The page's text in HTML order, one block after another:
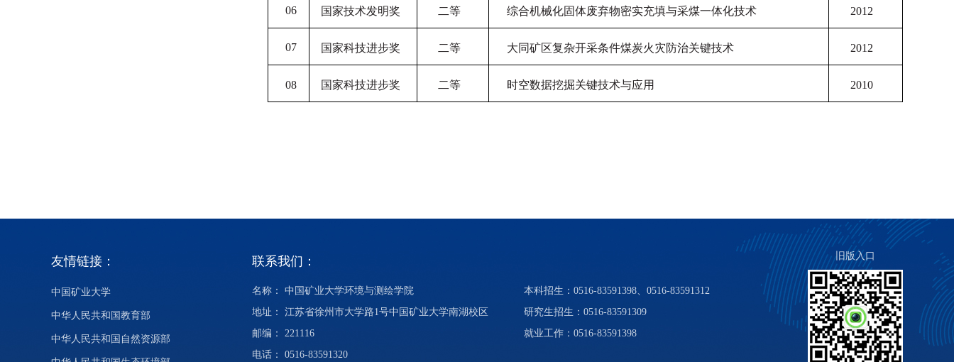
06 国家技术发明奖 二等 综合机械化固体废弃物密实充填与采煤一体化技术 2012
07 国家科技进步奖 二等 大同矿区复杂开采条件煤炭火灾防治关键技术 2012
08 国家科技进步奖 二等 时空数据挖掘关键技术与应用 2010
友情链接：
中国矿业大学
中华人民共和国教育部
中华人民共和国自然资源部
联系我们：
名称： 中国矿业大学环境与测绘学院
地址： 江苏省徐州市大学路1号中国矿业大学南湖校区
邮编： 221116
电话： 0516-83591320
本科招生：0516-83591398、0516-83591312
研究生招生：0516-83591309
就业工作：0516-83591398
旧版入口